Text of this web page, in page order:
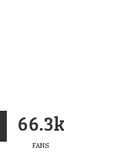
66.3k
FANS